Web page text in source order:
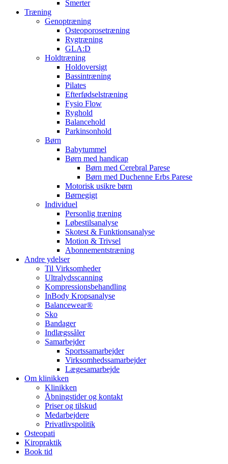
Smerter
Træning
Genoptræning
Osteoporosetræning
Rygtræning
GLA:D
Holdtræning
Holdoversigt
Bassintræning
Pilates
Efterfødselstræning
Fysio Flow
Ryghold
Balancehold
Parkinsonhold
Børn
Babytummel
Børn med handicap
Børn med Cerebral Parese
Børn med Duchenne Erbs Parese
Motorisk usikre børn
Børnegigt
Individuel
Personlig træning
Løbestilsanalyse
Skotest & Funktionsanalyse
Motion & Trivsel
Abonnementstræning
Andre ydelser
Til Virksomheder
Ultralydsscanning
Kompressionsbehandling
InBody Kropsanalyse
Balancewear®
Sko
Bandager
Indlægssåler
Samarbejder
Sportssamarbejder
Virksomhedssamarbejder
Lægesamarbejde
Om klinikken
Klinikken
Åbningstider og kontakt
Priser og tilskud
Medarbejdere
Privatlivspolitik
Osteopati
Kiropraktik
Book tid